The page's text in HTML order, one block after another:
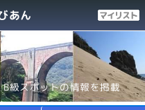
あん
級スポットの情報を掲載